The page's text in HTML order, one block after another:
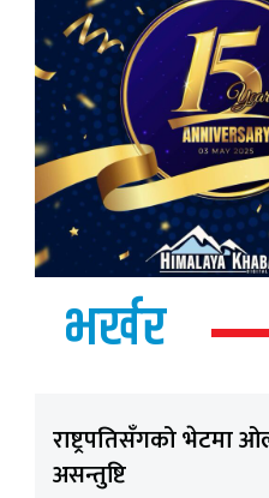
भर्खर
राष्ट्रपतिसँगको भेटमा
असन्तुष्टि